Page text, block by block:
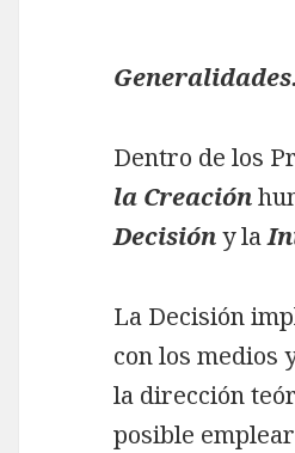
Generalidades.
Dentro de los
la Creación
Decisióny la
La Decisión
con los medios
la dirección
posible